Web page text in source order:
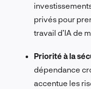
privés pour
travail d’IA de
Priorité à la
dépendance
accentue les